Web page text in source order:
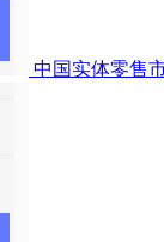
中国实体零售